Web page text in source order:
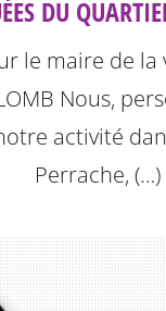
DU
le maire de la
Nous,
activité
Perrache, (…)